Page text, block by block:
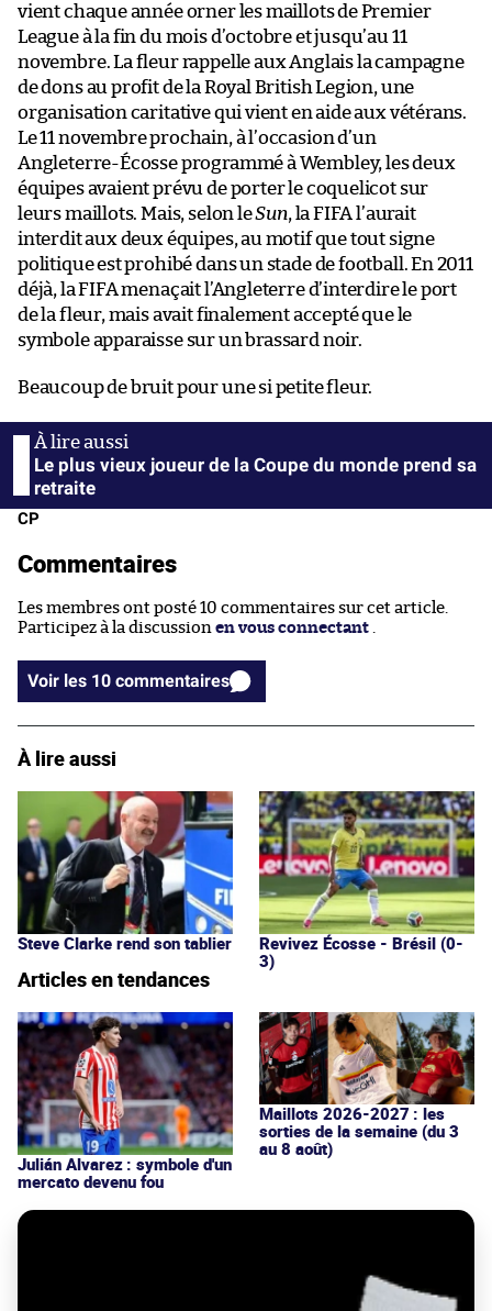
vient chaque année orner les maillots de Premier
League à la fin du mois d’octobre et jusqu’au 11
novembre. La fleur rappelle aux Anglais la campagne
de dons au profit de la Royal British Legion, une
organisation caritative qui vient en aide aux vétérans.
Le 11 novembre prochain, à l’occasion d’un
Angleterre-Écosse programmé à Wembley, les deux
équipes avaient prévu de porter le coquelicot sur
leurs maillots. Mais, selon leSun, la FIFA l’aurait
interdit aux deux équipes, au motif que tout signe
politique est prohibé dans un stade de football. En 2011
déjà, la FIFA menaçait l’Angleterre d’interdire le port
de la fleur, mais avait finalement accepté que le
symbole apparaisse sur un brassard noir.
Beaucoup de bruit pour une si petite fleur.
Le plus vieux joueur de la Coupe du monde prend sa
retraite
CP
Commentaires
Les membres ont posté 10 commentaires sur cet article.
Participez à la discussion en vous connectant
Voir les 10 commentaires
À lire aussi
Steve Clarke rend son tablier
Revivez Écosse - Brésil (0-
3)
Articles en tendances
Julián Alvarez : symbole d'un
mercato devenu fou
Maillots 2026-2027 : les
sorties de la semaine (du 3
au 8 août)